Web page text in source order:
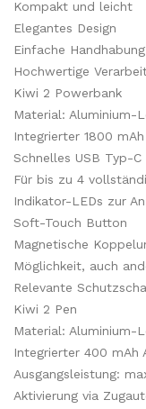
Kompakt und leicht
Elegantes Design
Einfache Handhabung
Hochwertige
Kiwi 2 Powerbank
Material: Aluminium-
Integrierter 1800 mAh
Schnelles USB Typ-C
Für bis zu 4
Indikator-LEDs zur
Soft-Touch Button
Magnetische
Möglichkeit, auch
Relevante
Kiwi 2 Pen
Material: Aluminium-
Integrierter 400 mAh
Ausgangsleistung:
Aktivierung via